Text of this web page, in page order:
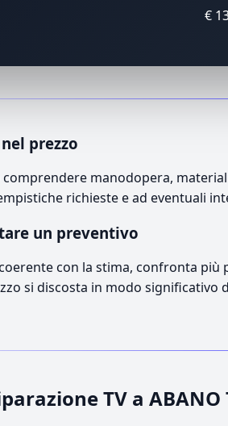
€
prezzo
manodopera,
richieste e ad eventuali
un preventivo
con la stima, confronta
si discosta in modo significativo
TV a ABANO